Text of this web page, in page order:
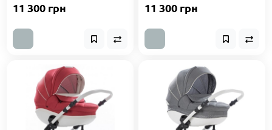
11 300 грн 11 300 грн